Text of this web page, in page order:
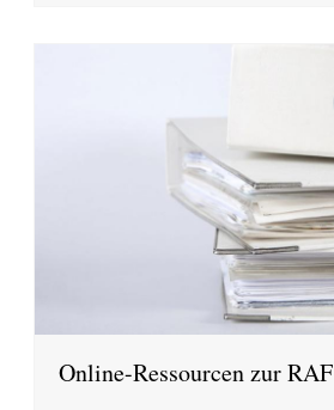
Online-Ressourcen zur RAF